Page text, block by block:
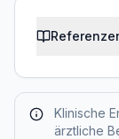
Klinische
ärztliche